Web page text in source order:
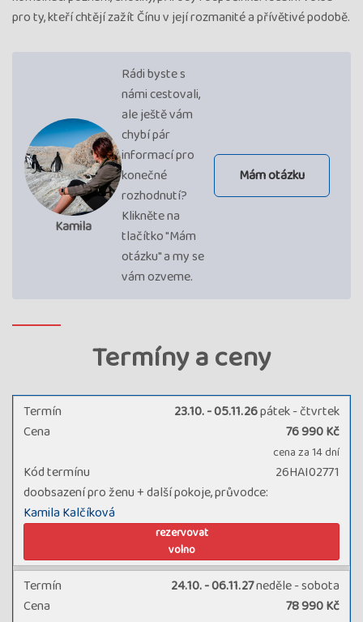
pro ty, kteří chtějí zažít Čínu v její rozmanité a přívětivé podobě.
Kamila
Rádi byste s
námi cestovali,
ale ještě vám
chybí pár
informací pro
konečné
rozhodnutí?
Klikněte na
tlačítko "Mám
otázku" a my se
vám ozveme.
Mám otázku
Termíny a ceny
Termín 23.10. - 05.11.26pátek - čtvrtek
doobsazení pro ženu + další pokoje, průvodce:
Kamila Kalčíková
Kód termínu 26HAI02771
Cena 76 990 Kč
cena za 14 dní
rezervovat
volno
Termín 24.10. - 06.11.27neděle - sobota
Cena
78 990 Kč